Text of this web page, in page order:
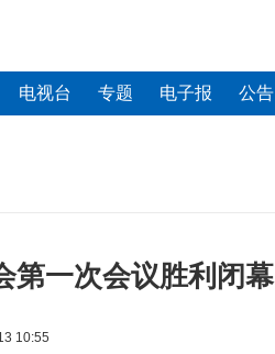
电视台 专题 电子报 公告
第一次会议胜利闭幕
10:55